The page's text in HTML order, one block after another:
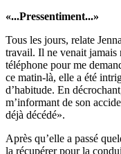
«...Pressentiment...»
Tous les jours, relate
travail. Il ne venait jamais
téléphone pour me
ce matin-là, elle a été
d’habitude. En
m’informant de son
déjà décédé».
Après qu’elle a passé
la récupérer pour la